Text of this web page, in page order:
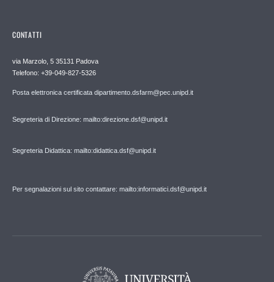
CONTATTI
via Marzolo, 5 35131 Padova
Telefono: +39-049-827-5326
Posta elettronica certificata dipartimento.dsfarm@pec.unipd.it
Segreteria di Direzione: mailto:direzione.dsf@unipd.it
Segreteria Didattica: mailto:didattica.dsf@unipd.it
Per segnalazioni sul sito contattare: mailto:informatici.dsf@unipd.it